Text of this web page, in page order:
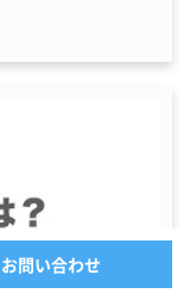
お問い合わせ